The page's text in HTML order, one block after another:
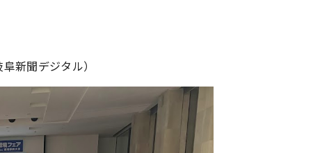
新聞デジタル）